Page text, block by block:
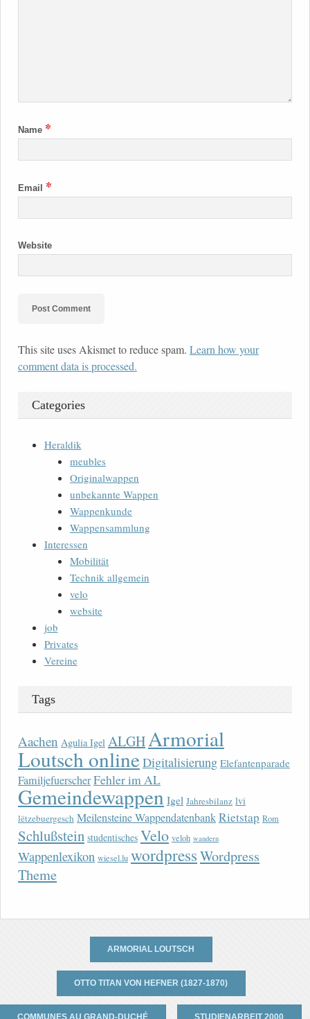
Name *
Email *
Website
This site uses Akismet to reduce spam. Learn how your
comment data is processed.
Categories
Heraldik
meubles
Originalwappen
unbekannte Wappen
Wappenkunde
Wappensammlung
Interessen
Mobilität
Technik allgemein
velo
website
job
Privates
Vereine
Tags
Aachen Agulia Igel ALGH Armorial
Loutsch onlineDigitalisierung Elefantenparade
FamiljefuerscherFehler im AL
Gemeindewappen Igel Jahresbilanz lvi
lëtzebuergesch Meilensteine WappendatenbankRietstap Rom
Schlußstein studentisches Velo veloh wandern
Wappenlexikon wiesel.lu wordpressWordpress
Theme
ARMORIAL LOUTSCH
OTTO TITAN VON HEFNER (1827-1870)
COMMUNES AU GRAND-DUCHÉ STUDIENARBEIT 2000